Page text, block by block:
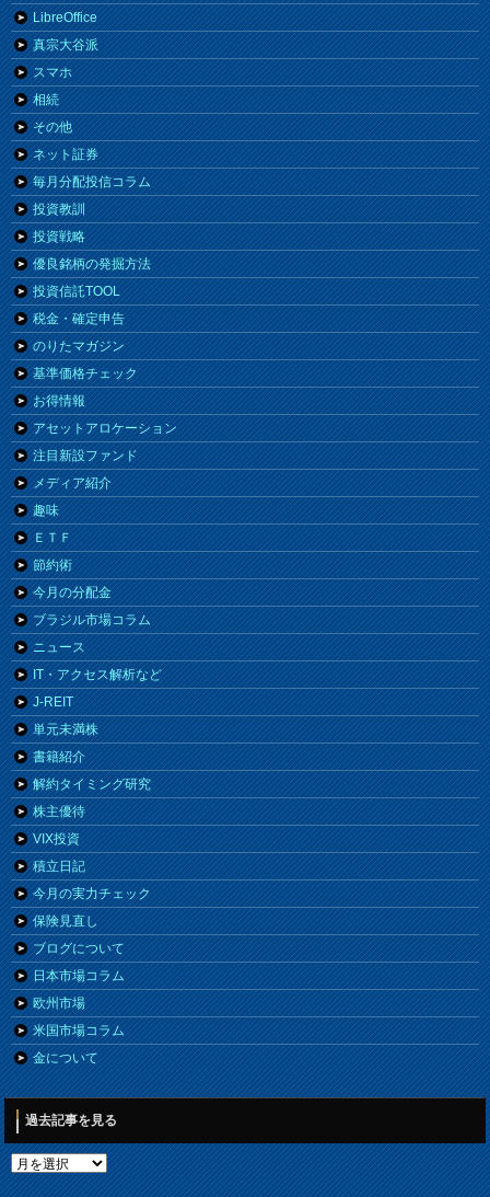
LibreOffice
真宗大谷派
スマホ
相続
その他
ネット証券
毎月分配投信コラム
投資教訓
投資戦略
優良銘柄の発掘方法
投資信託TOOL
税金・確定申告
のりたマガジン
基準価格チェック
お得情報
アセットアロケーション
注目新設ファンド
メディア紹介
趣味
ＥＴＦ
節約術
今月の分配金
ブラジル市場コラム
ニュース
IT・アクセス解析など
J-REIT
単元未満株
書籍紹介
解約タイミング研究
株主優待
VIX投資
積立日記
今月の実力チェック
保険見直し
ブログについて
日本市場コラム
欧州市場
米国市場コラム
金について
過去記事を見る